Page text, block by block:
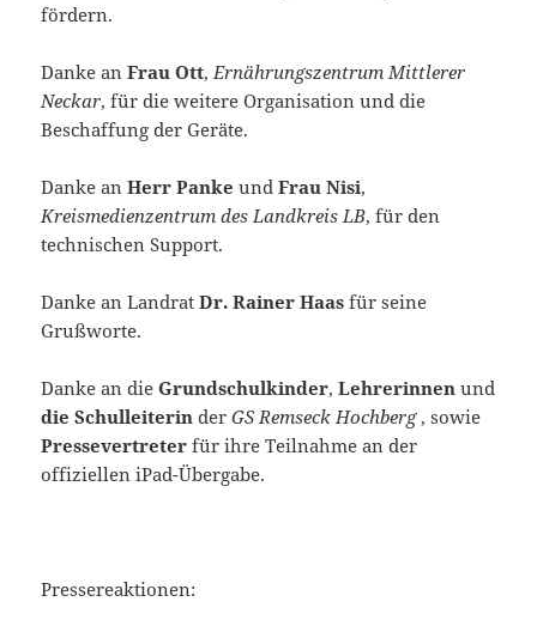
fördern.
Danke anFrau Ott, Ernährungszentrum Mittlerer
Neckar, für die weitere Organisation und die
Beschaffung der Geräte.
Danke anHerr Panke undFrau Nisi,
Kreismedienzentrum des Landkreis LB, für den
technischen Support.
Danke an LandratDr. Rainer Haas für seine
Grußworte.
Danke an dieGrundschulkinder,Lehrerinnen und
die Schulleiterin derGS Remseck Hochberg, sowie
Pressevertreter für ihre Teilnahme an der
offiziellen iPad-Übergabe.
Pressereaktionen: